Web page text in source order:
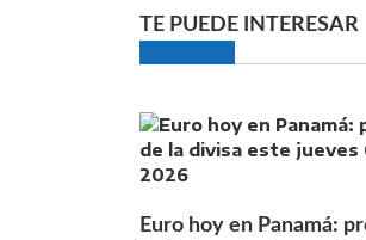
TE PUEDE INTERESAR
Euro hoy en Panamá: